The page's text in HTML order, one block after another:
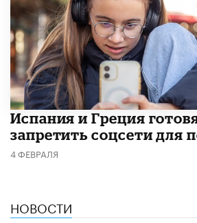
Испания и Греция
запретить соцсети для
4 ФЕВРАЛЯ
НОВОСТИ